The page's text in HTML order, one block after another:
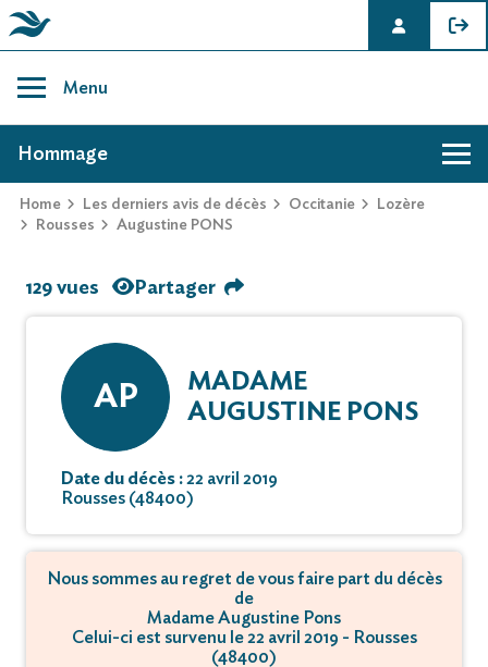
content
Menu
AVIS DE DÉCÈS DE AUGUSTINE PONS
Home Les derniers avis de décès Occitanie
Lozère
Rousses
Augustine PONS
Hommage
129 vues Partager
AP
MADAME
AUGUSTINE PONS
Date du décès :22 avril 2019
Rousses (48400)
Nous sommes au regret de vous faire part du décès
de
Madame Augustine Pons
Celui-ci est survenu le 22 avril 2019 - Rousses
(48400)